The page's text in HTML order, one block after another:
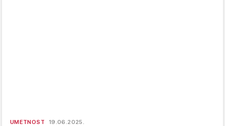
UMETNOST 19.06.2025.